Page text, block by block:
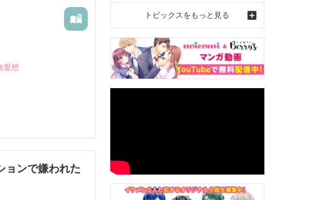
愛想
ョンで嫌われた
トピックスをもっと見る